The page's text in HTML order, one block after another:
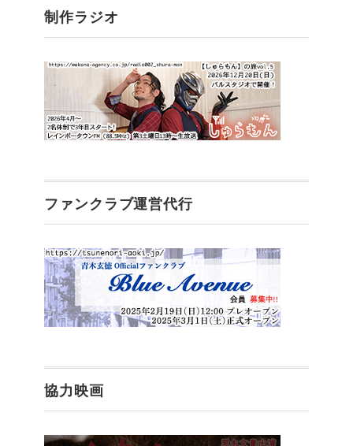
制作ラジオ
ファンクラブ運営代行
協力映画